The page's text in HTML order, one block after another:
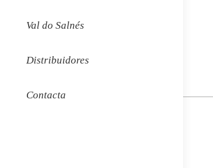
Val do Salnés
Distribuidores
Contacta